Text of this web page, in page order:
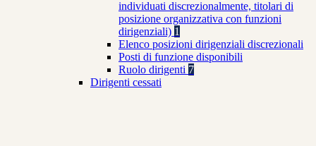
individuati discrezionalmente, titolari di
posizione organizzativa con funzioni
dirigenziali) 1
Elenco posizioni dirigenziali discrezionali
Posti di funzione disponibili
Ruolo dirigenti 7
Dirigenti cessati